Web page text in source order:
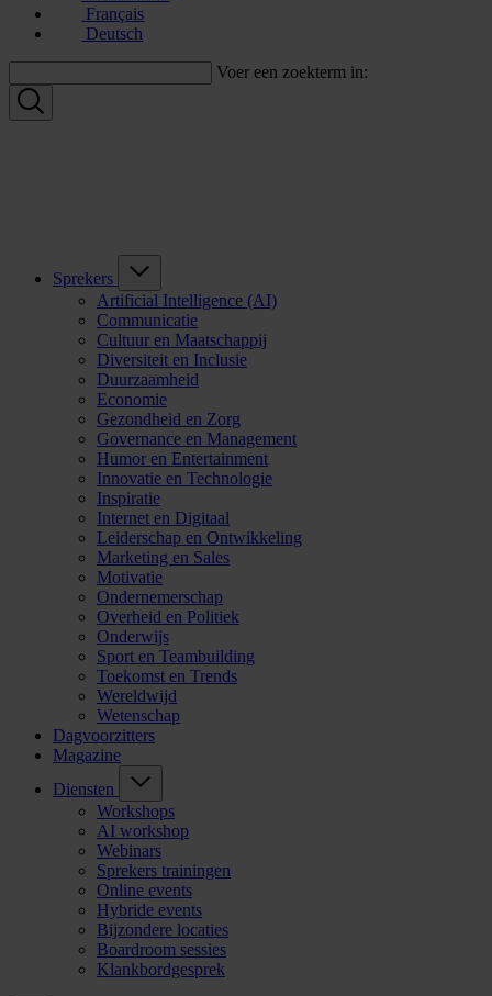
Français
Deutsch
Voer een zoekterm in:
Sprekers
Artificial Intelligence (AI)
Communicatie
Cultuur en Maatschappij
Diversiteit en Inclusie
Duurzaamheid
Economie
Gezondheid en Zorg
Governance en Management
Humor en Entertainment
Innovatie en Technologie
Inspiratie
Internet en Digitaal
Leiderschap en Ontwikkeling
Marketing en Sales
Motivatie
Ondernemerschap
Overheid en Politiek
Onderwijs
Sport en Teambuilding
Toekomst en Trends
Wereldwijd
Wetenschap
Dagvoorzitters
Magazine
Diensten
Workshops
AI workshop
Webinars
Sprekers trainingen
Online events
Hybride events
Bijzondere locaties
Boardroom sessies
Klankbordgesprek